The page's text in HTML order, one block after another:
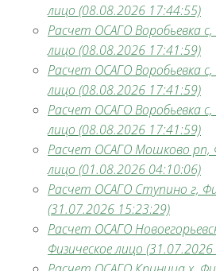
лицо (08.08.2026 17:44:55)
Расчет ОСАГО Воробьевка с,
лицо (08.08.2026 17:41:59)
Расчет ОСАГО Воробьевка с,
лицо (08.08.2026 17:41:59)
Расчет ОСАГО Воробьевка с,
лицо (08.08.2026 17:41:59)
Расчет ОСАГО Мошково рп,
лицо (01.08.2026 04:10:06)
Расчет ОСАГО Ступино г,
(31.07.2026 15:23:29)
Расчет ОСАГО
Физическое лицо